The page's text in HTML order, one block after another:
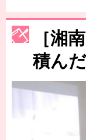
［3230号］世界一
［3223号］一丸。
［3222号］史上最
長谷川 アーリアジ
［湘
積ん